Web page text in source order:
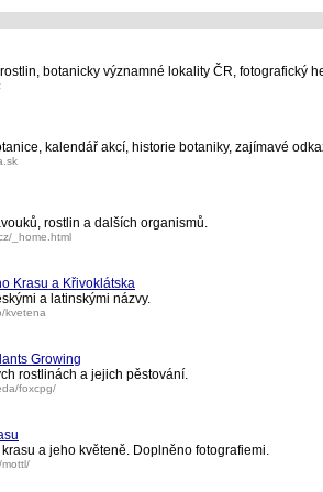
botanicky významné lokality ČR, fotografický
kalendář akcí, historie botaniky, zajímavé
rostlin a dalších organismů.
_home.html
Krasu a Křivoklátska
a latinskými názvy.
kvetena
Growing
rostlinách a jejich pěstování.
foxcpg/
krasu a jeho květeně. Doplněno fotografiemi.
mottl/